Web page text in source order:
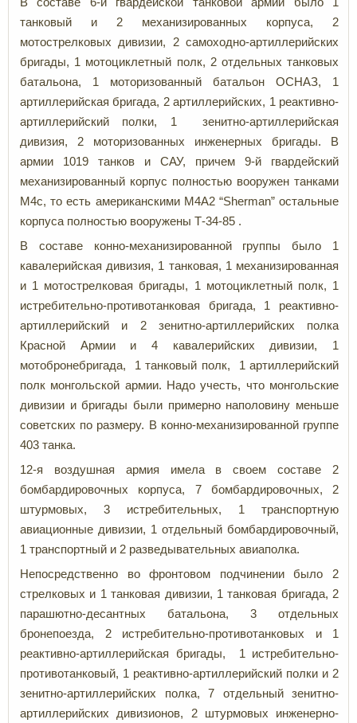
танковый и 2 механизированных корпуса, 2
мотострелковых дивизии, 2 самоходно-артиллерийских
бригады, 1 мотоциклетный полк, 2 отдельных танковых
батальона, 1 моторизованный батальон ОСНАЗ, 1
артиллерийская бригада, 2 артиллерийских, 1 реактивно-
артиллерийский полки, 1 зенитно-артиллерийская
дивизия, 2 моторизованных инженерных бригады. В
армии 1019 танков и САУ, причем 9-й гвардейский
механизированный корпус полностью вооружен танками
М4с, то есть американскими М4А2 “Sherman” остальные
корпуса полностью вооружены Т-34-85 .
В составе конно-механизированной группы было 1
кавалерийская дивизия, 1 танковая, 1 механизированная
и 1 мотострелковая бригады, 1 мотоциклетный полк, 1
истребительно-противотанковая бригада, 1 реактивно-
артиллерийский и 2 зенитно-артиллерийских полка
Красной Армии и 4 кавалерийских дивизии, 1
мотобронебригада, 1 танковый полк, 1 артиллерийский
полк монгольской армии. Надо учесть, что монгольские
дивизии и бригады были примерно наполовину меньше
советских по размеру. В конно-механизированной группе
403 танка.
12-я воздушная армия имела в своем составе 2
бомбардировочных корпуса, 7 бомбардировочных, 2
штурмовых, 3 истребительных, 1 транспортную
авиационные дивизии, 1 отдельный бомбардировочный,
1 транспортный и 2 разведывательных авиаполка.
Непосредственно во фронтовом подчинении было 2
стрелковых и 1 танковая дивизии, 1 танковая бригада, 2
парашютно-десантных батальона, 3 отдельных
бронепоезда, 2 истребительно-противотанковых и 1
реактивно-артиллерийская бригады, 1 истребительно-
противотанковый, 1 реактивно-артиллерийский полки и 2
зенитно-артиллерийских полка, 7 отдельный зенитно-
артиллерийских дивизионов, 2 штурмовых инженерно-